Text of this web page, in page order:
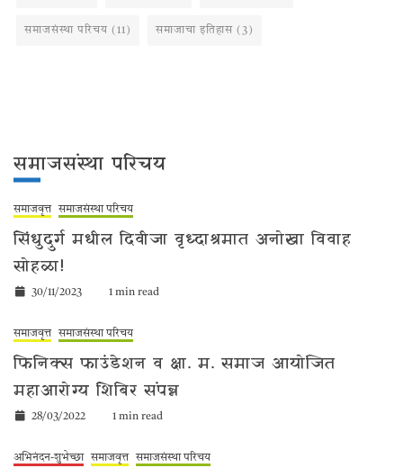
समाजसंस्था परिचय (11) समाजाचा इतिहास (3)
समाजसंस्था परिचय
समाजवृत्त समाजसंस्था परिचय
सिंधुदुर्ग मधील दिवीजा वृध्दाश्रमात अनोखा विवाह
सोहळा!
30/11/2023 1 min read
समाजवृत्त समाजसंस्था परिचय
फिनिक्स फाउंडेशन व क्षा. म. समाज आयोजित
महाआरोग्य शिबिर संपन्न
28/03/2022 1 min read
अभिनंदन-शुभेच्छा समाजवृत्त समाजसंस्था परिचय